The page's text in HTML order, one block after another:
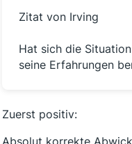
Zitat von Irving
Hat sich die
seine Erfahrungen
Zuerst positiv:
Absolut korrekte